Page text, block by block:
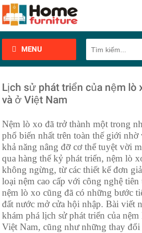
MENU
Lịch sử phát triển của nệm lò
và ở Việt Nam
Nệm lò xo đã trở thành một trong
phổ biến nhất trên toàn thế giới nhờ
khả năng nâng đỡ cơ thể tuyệt vời
qua hàng thế kỷ phát triển, nệm lò
không ngừng, từ các thiết kế đơn
loại nệm cao cấp với công nghệ
nệm lò xo cũng đã có những bước
đất nước mở cửa hội nhập. Bài viết
khám phá lịch sử phát triển của
Việt Nam, cũng như những thay